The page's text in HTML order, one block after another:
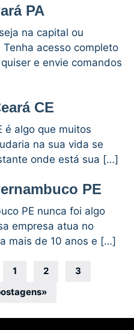
PA
na capital ou
acesso completo
e envie comandos
CE
é algo que muitos
na sua vida se
onde está sua […]
PE
PE nunca foi algo
empresa atua no
mais de 10 anos e […]
1 2
3
»